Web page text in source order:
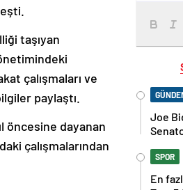
taşıyan
çalışmaları ve
paylaştı.
öncesine dayanan
çalışmalarından
Joe
SPOR
En